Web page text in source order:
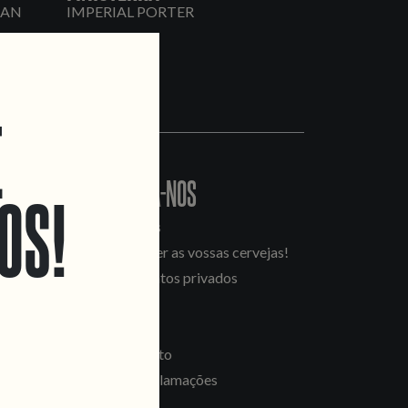
IMPERIAL PORTER
CONTACTA-NOS
Informações
Quero vender as vossas cervejas!
Tours e eventos privados
Recrutamento
Livro de Reclamações